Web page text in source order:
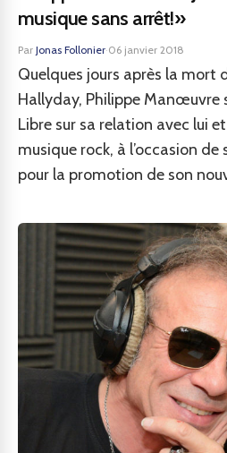
musique sans arrêt!»
Par Jonas Follonier·06 janvier 2018
Quelques jours après la mort
Hallyday, Philippe Manœuvre
Libre sur sa relation avec lui
musique rock, à l’occasion de
pour la promotion de son